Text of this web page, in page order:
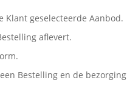
geselecteerde Aanbod.
aflevert.
Bestelling en de bezorging